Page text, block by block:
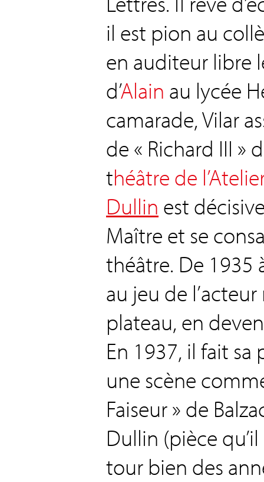
il est pion au
en auditeur libre
d’Alain au lycée
camarade, Vilar
de « Richard III »
théâtre de l’Atelier
Dullin est
Maître et se
théâtre. De 1935
au jeu de
plateau, en
En 1937, il fait
une scène
Faiseur » de
Dullin (pièce
tour bien des